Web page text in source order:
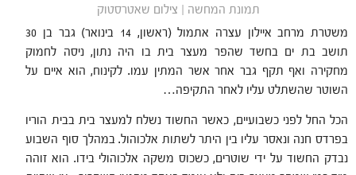
תמונת המחשה | צילום שאטרסטוק
משטרת מרחב איילון עצרה אתמול (ראשון, 14 בינואר) גבר בן 30
תושב בת ים בחשד שהפר מעצר בית בו היה נתון, ניסה לחמוק
מחקירה ואף תקף גבר אחר אשר המתין עמו. לקינוח, הוא איים על
השוטר שהשתלט עליו לאחר התקיפה…
הכל החל לפני כשבועיים, כאשר החשוד נשלח למעצר בית בבית הוריו
בפרדס חנה ונאסר עליו בין היתר לשתות אלכוהול. במהלך סוף השבוע
נבדק החשוד על ידי שוטרים, כשכוס משקה אלכוהולי בידו. הוא זוהה